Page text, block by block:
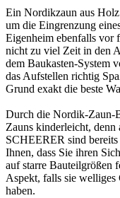
Ein Nordikzaun aus
um die Eingrenzung
Eigenheim ebenfalls vor
nicht zu viel Zeit in den
dem Baukasten-System
das Aufstellen richtig
Grund exakt die beste
Durch die Nordik-Zaun-
Zauns kinderleicht, denn
SCHEERER sind
Ihnen, dass Sie ihren
auf starre Bauteilgrößen
Aspekt, falls sie welliges
haben.